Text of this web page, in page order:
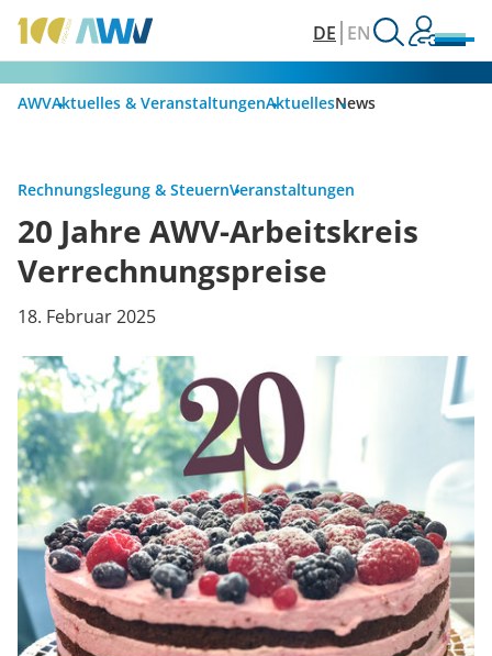
DE EN
AWVAktuelles & VeranstaltungenAktuellesNews
Rechnungslegung & SteuernVeranstaltungen
20 Jahre AWV-Arbeitskreis
Verrechnungspreise
18. Februar 2025